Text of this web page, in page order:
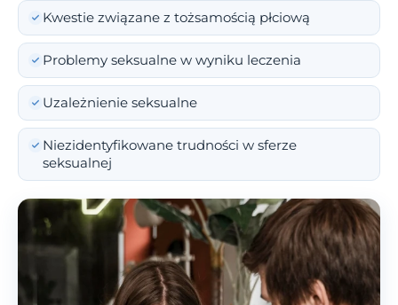
Kwestie związane z tożsamością płciową
Problemy seksualne w wyniku leczenia
Uzależnienie seksualne
Niezidentyfikowane trudności w sferze
seksualnej